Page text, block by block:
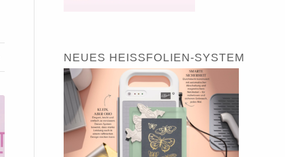
NEUES HEISSFOLIEN-SYSTEM